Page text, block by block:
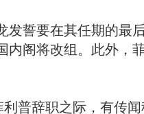
誓要在其任期的最
内阁将改组。此外，
普辞职之际，有传闻